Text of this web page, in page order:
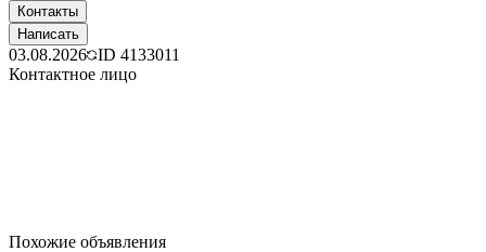
Контакты
Написать
03.08.2026 ID 4133011
Контактное лицо
Похожие объявления